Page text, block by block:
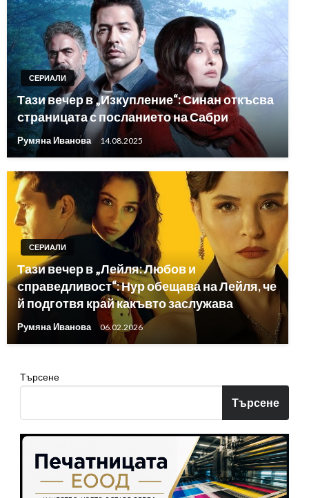
СЕРИАЛИ
Тази вечер в „Изкупление“: Синан откъсва
страницата с посланието на Сабри
Румяна Иванова 14.08.2025
СЕРИАЛИ
Тази вечер в „Лейля: Любов и
справедливост“: Нур обещава на Лейля, че
й подготвя край какъвто заслужава
Румяна Иванова 06.02.2026
Търсене
Търсене